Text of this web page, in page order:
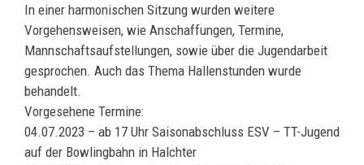
In einer harmonischen Sitzung wurden weitere
Vorgehensweisen, wie Anschaffungen, Termine,
Mannschaftsaufstellungen, sowie über die Jugendarbeit
gesprochen. Auch das Thema Hallenstunden wurde
behandelt.
Vorgesehene Termine:
04.07.2023 – ab 17 Uhr Saisonabschluss ESV – TT-Jugend
auf der Bowlingbahn in Halchter